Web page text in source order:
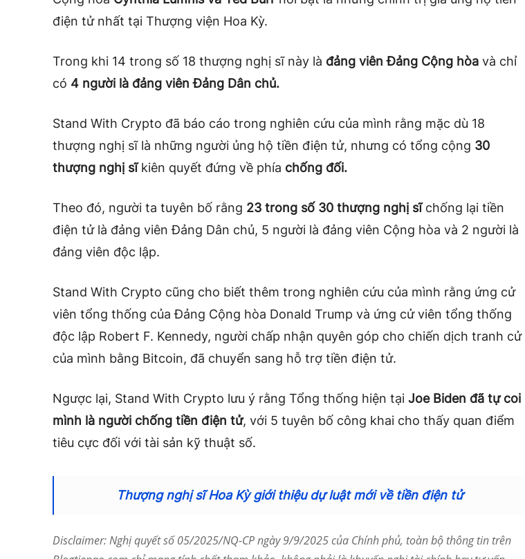
điện tử nhất tại Thượng viện Hoa Kỳ.
Trong khi 14 trong số 18 thượng nghị sĩ này là đảng viên Đảng Cộng hòa và chỉ
có 4 người là đảng viên Đảng Dân chủ.
Stand With Crypto đã báo cáo trong nghiên cứu của mình rằng mặc dù 18
thượng nghị sĩ là những người ủng hộ tiền điện tử, nhưng có tổng cộng 30
thượng nghị sĩkiên quyết đứng về phía chống đối.
Theo đó, người ta tuyên bố rằng 23 trong số 30 thượng nghị sĩchống lại tiền
điện tử là đảng viên Đảng Dân chủ, 5 người là đảng viên Cộng hòa và 2 người là
đảng viên độc lập.
Stand With Crypto cũng cho biết thêm trong nghiên cứu của mình rằng ứng cử
viên tổng thống của Đảng Cộng hòa Donald Trump và ứng cử viên tổng thống
độc lập Robert F. Kennedy, người chấp nhận quyên góp cho chiến dịch tranh cử
của mình bằng Bitcoin, đã chuyển sang hỗ trợ tiền điện tử.
Ngược lại, Stand With Crypto lưu ý rằng Tổng thống hiện tại Joe Biden đã tự coi
mình là người chống tiền điện tử, với 5 tuyên bố công khai cho thấy quan điểm
tiêu cực đối với tài sản kỹ thuật số.
Thượng nghị sĩ Hoa Kỳ giới thiệu dự luật mới về tiền điện tử
Disclaimer: Nghị quyết số 05/2025/NQ-CP ngày 9/9/2025 của Chính phủ, toàn bộ thông tin trên